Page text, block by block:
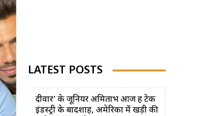
LATEST POSTS
दीवार’ के जूनियर अमिताभ आज हैं टेक
इंडस्ट्री के बादशाह, अमेरिका में खड़ी की